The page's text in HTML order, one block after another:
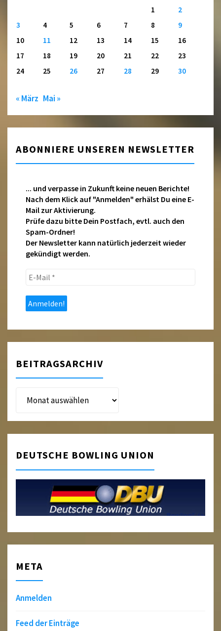
1
2
3
4 5 6 7 8
9
10
11 12 13 14 15
16
17
18 19 20 21 22
23
24
25 26 27 28 29 30
« März Mai »
ABONNIERE UNSEREN NEWSLETTER
... und verpasse in Zukunft keine neuen Berichte!
Nach dem Klick auf "Anmelden" erhälst Du eine E-
Mail zur Aktivierung.
Prüfe dazu bitte Dein Postfach, evtl. auch den
Spam-Ordner!
Der Newsletter kann natürlich jederzeit wieder
gekündigt werden.
E-
*
BEITRAGSARCHIV
Beitragsarchiv
DEUTSCHE BOWLING UNION
META
Anmelden
Feed der Einträge